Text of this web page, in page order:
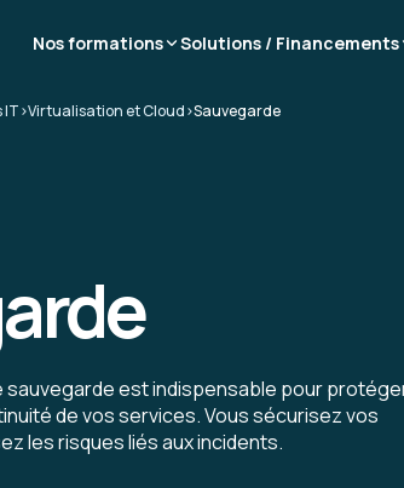
Nos formations Solutions / Financements
IT>Virtualisation et Cloud>Sauvegarde
sauvegarde est indispensable pour
de vos services. Vous sécurisez vos
les risques liés aux incidents.